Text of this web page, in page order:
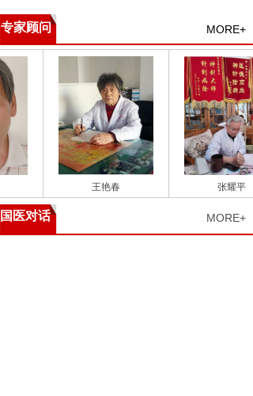
专家顾问 MORE+
王艳春 张耀平
国医对话 MORE+